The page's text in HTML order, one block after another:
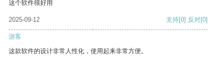
这个软件很好用
2025-09-12 支持[0] 反对[0]
游客
这款软件的设计非常人性化，使用起来非常方便。